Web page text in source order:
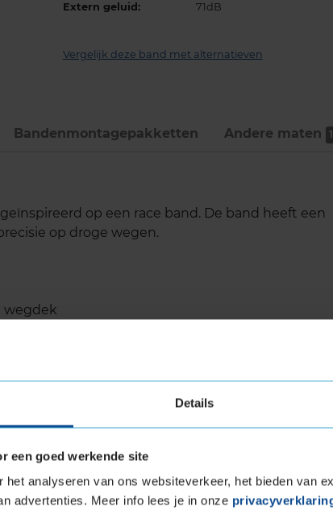
Details
een goed werkende site
het analyseren van ons websiteverkeer, het bieden van
advertenties. Meer info lees je in onze
Extern geluid: 71dB
Vergelijk deze band met alternatieven
Bandenmontage­pakketten Andere maten
op een race band. De band heeft een
op droge wegen.
wegdek
super stijf ontwerp. Dit verbetert sturen en
een massief gesloten patroon aan de
prestaties op droge oppervlakken en bij het